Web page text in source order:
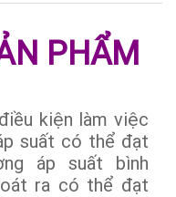
PHẨM
kiện làm việc
suất có thể đạt
áp suất bình
ra có thể đạt